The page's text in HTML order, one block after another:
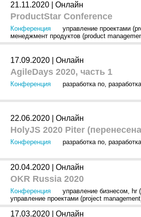
21.11.2020 | Онлайн
ProductStar Conference
Конференция
управление проектами
менеджмент продуктов (product
17.09.2020 | Онлайн
AgileDays 2020, часть 1
Конференция разработка по,
22.06.2020 | Онлайн
HolyJS 2020 Piter
Конференция разработка по,
20.04.2020 | Онлайн
OKR Russia 2020
Конференция управление бизнесом, hr
управление проектами (project
17.03.2020 | Онлайн